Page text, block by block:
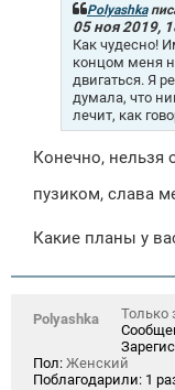
Polyashka
05 ноя 2019,
Как чудесно!
концом меня
двигаться. Я
думала, что
лечит, как
Конечно, нельзя
пузиком, слава
Какие планы у
Polyashka
Только
Пол: Женский
Поблагодарили: 1